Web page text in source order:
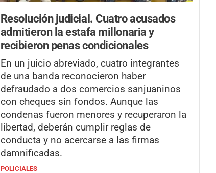
Resolución judicial. Cuatro acusados
admitieron la estafa millonaria y
recibieron penas condicionales
En un juicio abreviado, cuatro integrantes
de una banda reconocieron haber
defraudado a dos comercios sanjuaninos
con cheques sin fondos. Aunque las
condenas fueron menores y recuperaron la
libertad, deberán cumplir reglas de
conducta y no acercarse a las firmas
damnificadas.
POLICIALES